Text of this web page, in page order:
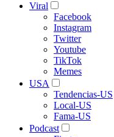
Viral
Facebook
Instagram
Twitter
Youtube
TikTok
Memes
USA
Tendencias-US
Local-US
Fama-US
Podcast